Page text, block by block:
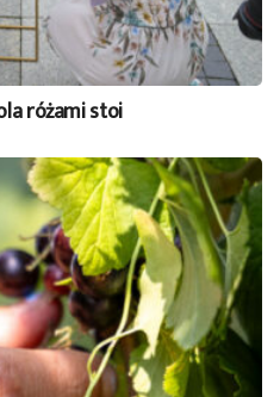
różami stoi